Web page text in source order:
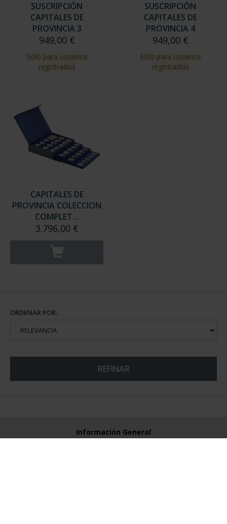
SUSCRIPCIÓN
CAPITALES DE
PROVINCIA 3
949,00 €
Sólo para usuarios
registrados
SUSCRIPCIÓN
CAPITALES DE
PROVINCIA 4
949,00 €
Sólo para usuarios
registrados
CAPITALES DE
PROVINCIA COLECCION
COMPLET...
3.796,00 €
ORDENAR POR:
REFINAR
Información General